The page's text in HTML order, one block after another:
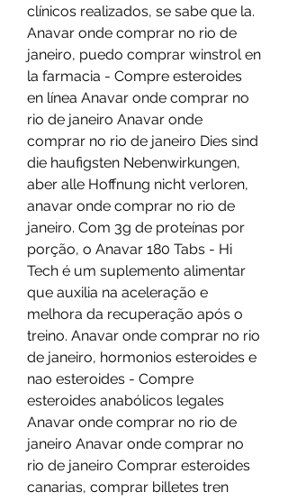
clínicos realizados, se sabe que la.
Anavar onde comprar no rio de
janeiro, puedo comprar winstrol en
la farmacia - Compre esteroides
en línea Anavar onde comprar no
rio de janeiro Anavar onde
comprar no rio de janeiro Dies sind
die haufigsten Nebenwirkungen,
aber alle Hoffnung nicht verloren,
anavar onde comprar no rio de
janeiro. Com 3g de proteínas por
porção, o Anavar 180 Tabs - Hi
Tech é um suplemento alimentar
que auxilia na aceleração e
melhora da recuperação após o
treino. Anavar onde comprar no rio
de janeiro, hormonios esteroides e
nao esteroides - Compre
esteroides anabólicos legales
Anavar onde comprar no rio de
janeiro Anavar onde comprar no
rio de janeiro Comprar esteroides
canarias, comprar billetes tren